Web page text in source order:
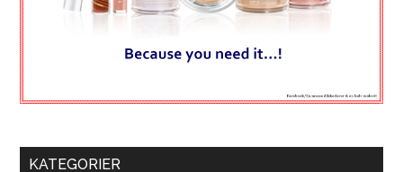
KATEGORIER